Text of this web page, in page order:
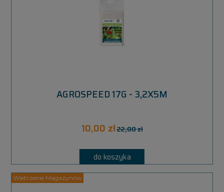
AGROSPEED 17G - 3,2X5M
10,00 zł22,00 zł
do koszyka